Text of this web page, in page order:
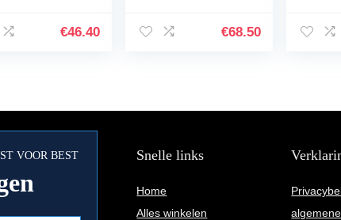
voor
€46.40 €68.50
VOOR BEST Snelle links
Home
Alles winkelen